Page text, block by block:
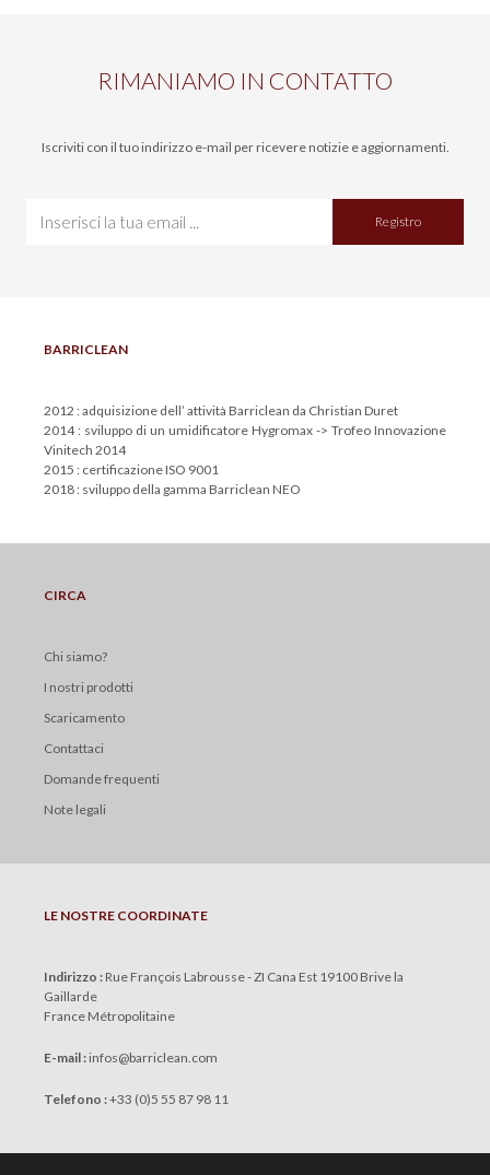
RIMANIAMO IN CONTATTO
Iscriviti con il tuo indirizzo e-mail per ricevere notizie e aggiornamenti.
Registro
BARRICLEAN
2012 : adquisizione dell’ attività Barriclean da Christian Duret
2014 : sviluppo di un umidificatore Hygromax -> Trofeo Innovazione
Vinitech 2014
2015 : certificazione ISO 9001
2018 : sviluppo della gamma Barriclean NEO
CIRCA
Chi siamo?
I nostri prodotti
Scaricamento
Contattaci
Domande frequenti
Note legali
LE NOSTRE COORDINATE
Indirizzo : Rue François Labrousse - ZI Cana Est 19100 Brive la
Gaillarde
France Métropolitaine
E-mail : infos@barriclean.com
Telefono :+33 (0)5 55 87 98 11